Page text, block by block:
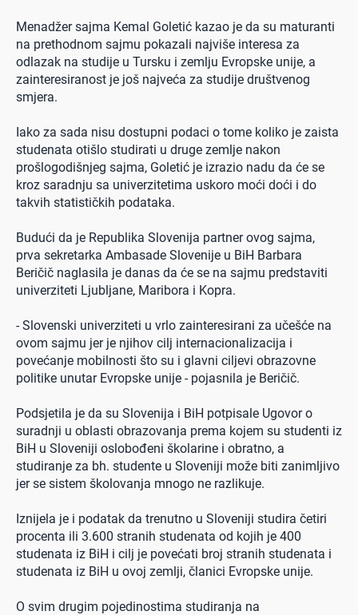
Menadžer sajma Kemal Goletić kazao je da su maturanti
na prethodnom sajmu pokazali najviše interesa za
odlazak na studije u Tursku i zemlju Evropske unije, a
zainteresiranost je još najveća za studije društvenog
smjera.
Iako za sada nisu dostupni podaci o tome koliko je zaista
studenata otišlo studirati u druge zemlje nakon
prošlogodišnjeg sajma, Goletić je izrazio nadu da će se
kroz saradnju sa univerzitetima uskoro moći doći i do
takvih statističkih podataka.
Budući da je Republika Slovenija partner ovog sajma,
prva sekretarka Ambasade Slovenije u BiH Barbara
Beričič naglasila je danas da će se na sajmu predstaviti
univerziteti Ljubljane, Maribora i Kopra.
- Slovenski univerziteti u vrlo zainteresirani za učešće na
ovom sajmu jer je njihov cilj internacionalizacija i
povećanje mobilnosti što su i glavni ciljevi obrazovne
politike unutar Evropske unije - pojasnila je Beričič.
Podsjetila je da su Slovenija i BiH potpisale Ugovor o
suradnji u oblasti obrazovanja prema kojem su studenti iz
BiH u Sloveniji oslobođeni školarine i obratno, a
studiranje za bh. studente u Sloveniji može biti zanimljivo
jer se sistem školovanja mnogo ne razlikuje.
Iznijela je i podatak da trenutno u Sloveniji studira četiri
procenta ili 3.600 stranih studenata od kojih je 400
studenata iz BiH i cilj je povećati broj stranih studenata i
studenata iz BiH u ovoj zemlji, članici Evropske unije.
O svim drugim pojedinostima studiranja na